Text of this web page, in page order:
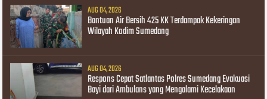
AUG 04, 2026
Bantuan Air Bersih 425 KK Terdampak Kekeringan
Wilayah Kodim Sumedang
AUG 04, 2026
Respons Cepat Satlantas Polres Sumedang Evakuasi
Bayi dari Ambulans yang Mengalami Kecelakaan